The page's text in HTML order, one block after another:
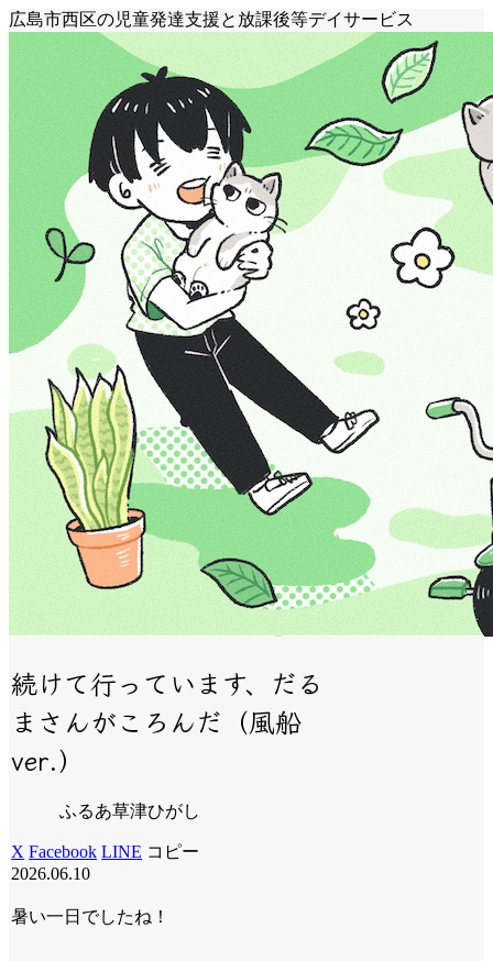
広島市西区の児童発達支援と放課後等デイサービス
続けて行っています、だる
まさんがころんだ（風船
ver.）
ふるあ草津ひがし
X Facebook LINE コピー
2026.06.10
暑い一日でしたね！